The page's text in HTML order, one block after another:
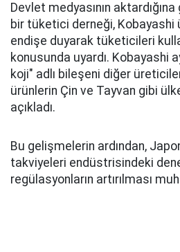
Devlet medyasının
bir tüketici derneği, Kobayashi
endişe duyarak tüketicileri
konusunda uyardı. Kobayashi
koji" adlı bileşeni diğer
ürünlerin Çin ve Tayvan gibi
açıkladı.
Bu gelişmelerin ardından,
takviyeleri endüstrisindeki
regülasyonların artırılması